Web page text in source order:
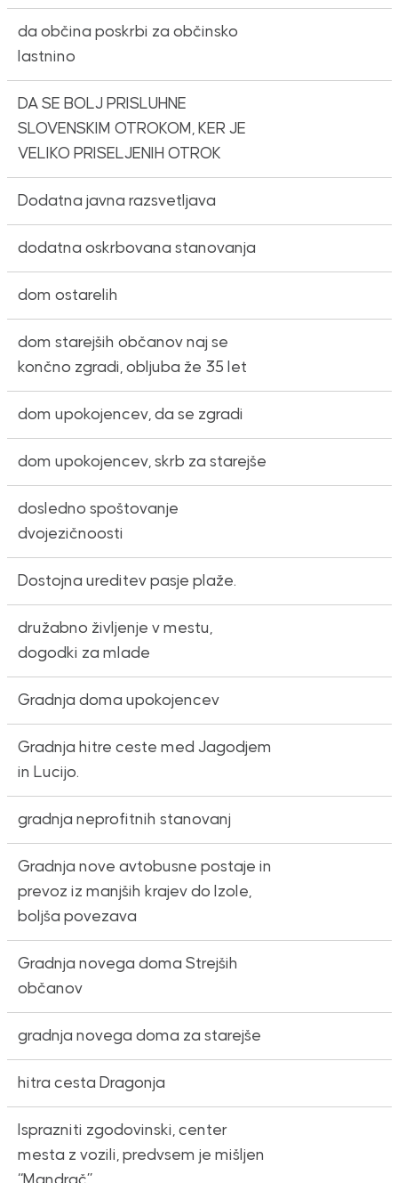
da občina poskrbi za občinsko
lastnino
DA SE BOLJ PRISLUHNE
SLOVENSKIM OTROKOM, KER JE
VELIKO PRISELJENIH OTROK
Dodatna javna razsvetljava
dodatna oskrbovana stanovanja
dom ostarelih
dom starejših občanov naj se
končno zgradi, obljuba že 35 let
dom upokojencev, da se zgradi
dom upokojencev, skrb za starejše
dosledno spoštovanje
dvojezičnoosti
Dostojna ureditev pasje plaže.
družabno življenje v mestu,
dogodki za mlade
Gradnja doma upokojencev
Gradnja hitre ceste med Jagodjem
in Lucijo.
gradnja neprofitnih stanovanj
Gradnja nove avtobusne postaje in
prevoz iz manjših krajev do Izole,
boljša povezava
Gradnja novega doma Strejših
občanov
gradnja novega doma za starejše
hitra cesta Dragonja
Isprazniti zgodovinski, center
mesta z vozili, predvsem je mišljen